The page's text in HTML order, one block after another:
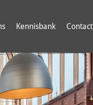
Kennisbank Contact